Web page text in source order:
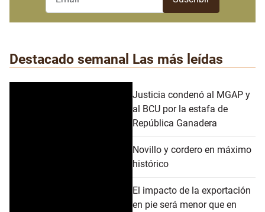
Destacado semanal Las más leídas
Justicia condenó al MGAP y
al BCU por la estafa de
República Ganadera
Novillo y cordero en máximo
histórico
El impacto de la exportación
en pie será menor que en